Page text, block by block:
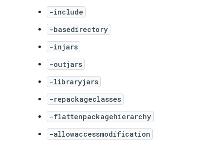
-include
-basedirectory
-injars
-outjars
-libraryjars
-repackageclasses
-flattenpackagehierarchy
-allowaccessmodification